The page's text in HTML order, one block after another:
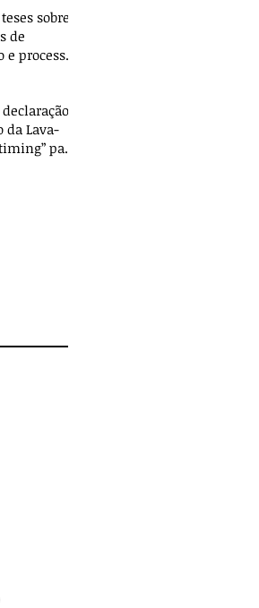
sobre
de
processo
da Lava-
para